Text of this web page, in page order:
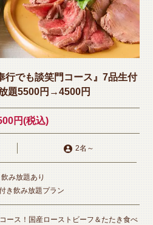
行でも談笑門コース』7品生付
題5500円→4500円
円(税込)
2名 ～
飲み放題あり
き飲み放題プラン
ース！国産ローストビーフ＆たたき食べ